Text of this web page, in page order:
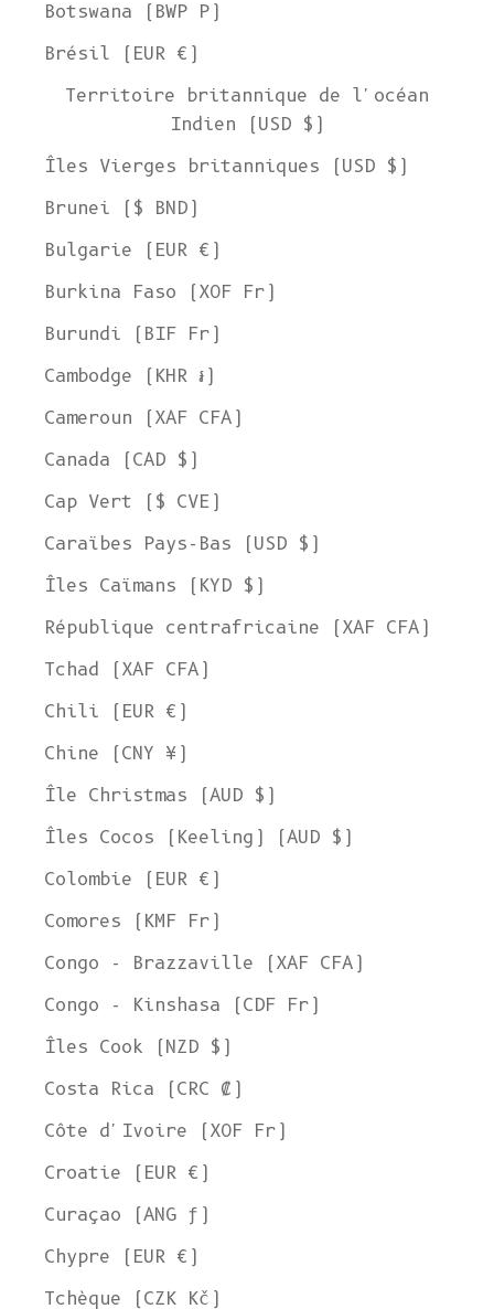
Botswana (BWP P)
Brésil (EUR €)
Territoire britannique de l'océan
Indien (USD $)
Îles Vierges britanniques (USD $)
Brunei ($ BND)
Bulgarie (EUR €)
Burkina Faso (XOF Fr)
Burundi (BIF Fr)
Cambodge (KHR ៛)
Cameroun (XAF CFA)
Canada (CAD $)
Cap Vert ($ CVE)
Caraïbes Pays-Bas (USD $)
Îles Caïmans (KYD $)
République centrafricaine (XAF CFA)
Tchad (XAF CFA)
Chili (EUR €)
Chine (CNY ¥)
Île Christmas (AUD $)
Îles Cocos (Keeling) (AUD $)
Colombie (EUR €)
Comores (KMF Fr)
Congo - Brazzaville (XAF CFA)
Congo - Kinshasa (CDF Fr)
Îles Cook (NZD $)
Costa Rica (CRC ₡)
Côte d'Ivoire (XOF Fr)
Croatie (EUR €)
Curaçao (ANG ƒ)
Chypre (EUR €)
Tchèque (CZK Kč)